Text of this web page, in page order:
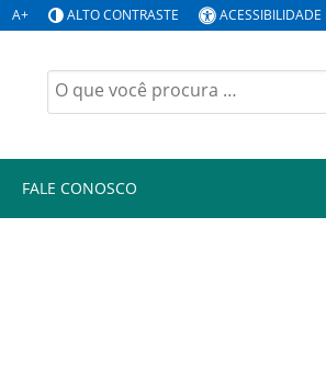
A+ ALTO CONTRASTE ACESSIBILIDADE
Buscar
por:
FALE CONOSCO